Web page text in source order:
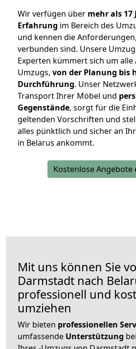
Wir verfügen über mehr als 17
Erfahrung im Bereich des
und kennen die
verbunden sind. Unsere
Experten kümmert sich um alle
Umzugs, von der Planung bis
Durchführung. Unser
Transport Ihrer Möbel und
Gegenstände, sorgt für die
geltenden Vorschriften und
alles pünktlich und sicher an
in Belarus ankommt.
Kostenlose Angebote
Mit uns können Sie
Darmstadt nach
professionell und
umziehen
Wir bieten professionellen
umfassende Unterstützung